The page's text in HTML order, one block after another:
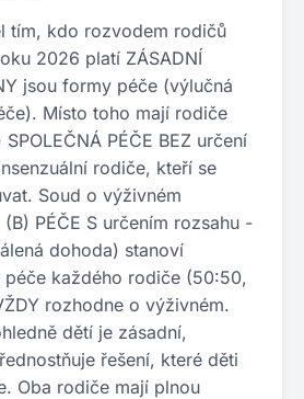
tím, kdo rozvodem rodičů
2026 platí ZÁSADNÍ
jsou formy péče (výlučná
Místo toho mají rodiče
SPOLEČNÁ PÉČE BEZ určení
rodiče, kteří se
Soud o výživném
(B) PÉČE S určením rozsahu -
dohoda) stanoví
péče každého rodiče (50:50,
rozhodne o výživném.
dětí je zásadní,
řešení, které děti
Oba rodiče mají plnou